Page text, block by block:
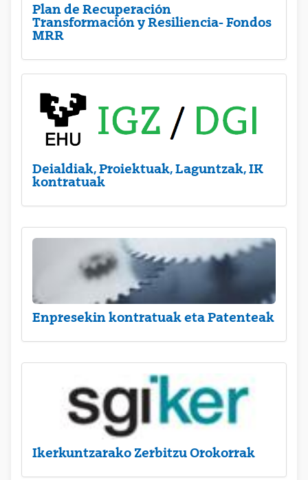
Plan de Recuperación
Transformación y Resiliencia- Fondos
MRR
Deialdiak, Proiektuak, Laguntzak, IK
kontratuak
Enpresekin kontratuak eta Patenteak
Ikerkuntzarako Zerbitzu Orokorrak